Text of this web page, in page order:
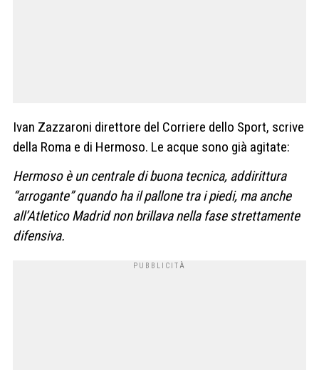
Ivan Zazzaroni direttore del Corriere dello Sport, scrive
della Roma e di Hermoso. Le acque sono già agitate:
Hermoso è un centrale di buona tecnica, addirittura
“arrogante” quando ha il pallone tra i piedi, ma anche
all’Atletico Madrid non brillava nella fase strettamente
difensiva.